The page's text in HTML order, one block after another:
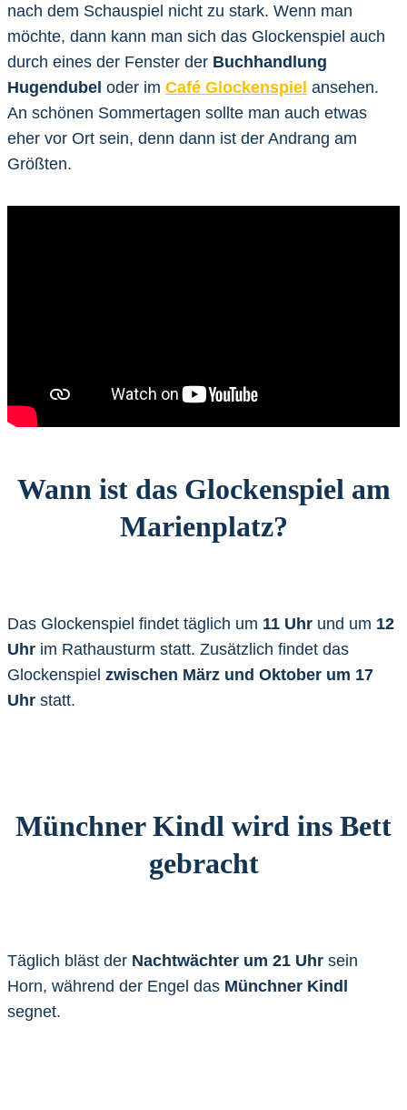
nach dem Schauspiel nicht zu stark. Wenn man
möchte, dann kann man sich das Glockenspiel auch
durch eines der Fenster der Buchhandlung
Hugendubel oder im Café Glockenspiel ansehen.
An schönen Sommertagen sollte man auch etwas
eher vor Ort sein, denn dann ist der Andrang am
Größten.
Wann ist das Glockenspiel am
Marienplatz?
Das Glockenspiel findet täglich um 11 Uhr und um 12
Uhr im Rathausturm statt. Zusätzlich findet das
Glockenspiel zwischen März und Oktober um 17
Uhr statt.
Münchner Kindl wird ins Bett
gebracht
Täglich bläst der Nachtwächter um 21 Uhr sein
Horn, während der Engel das Münchner Kindl
segnet.